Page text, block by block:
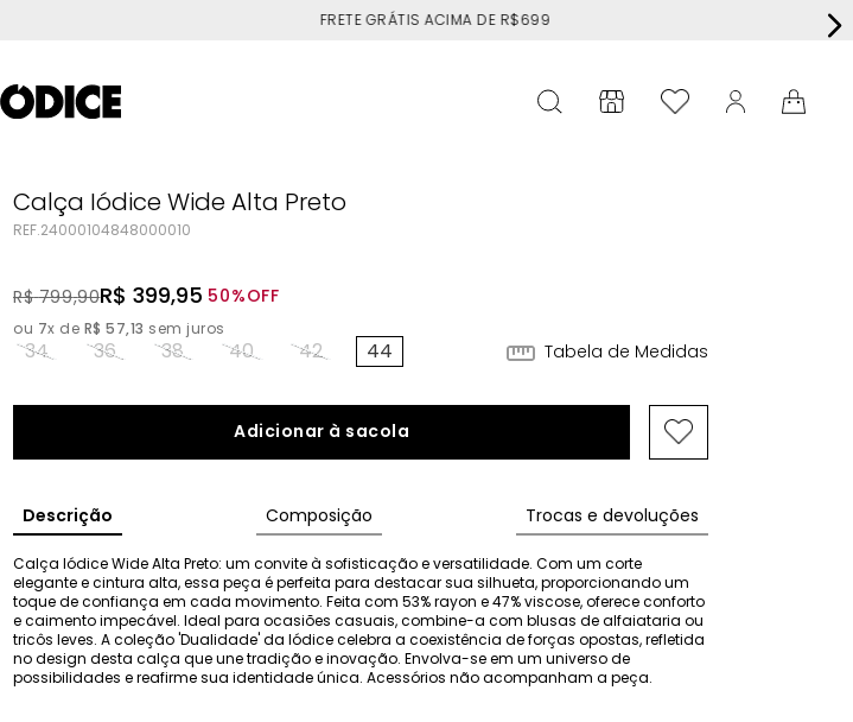
FRETE GRÁTIS ACIMA DE R$699
Calça Iódice Wide Alta Preto
REF.24000104848000010
R$ 799,90R$ 399,95 50%OFF
ou 7x de R$ 57,13 sem juros
34 36 38 40 42 44 Tabela de Medidas
Adicionar à sacola
Descrição Composição Trocas e devoluções
Calça Iódice Wide Alta Preto: um convite à sofisticação e versatilidade. Com um corte
elegante e cintura alta, essa peça é perfeita para destacar sua silhueta, proporcionando um
toque de confiança em cada movimento. Feita com 53% rayon e 47% viscose, oferece conforto
e caimento impecável. Ideal para ocasiões casuais, combine-a com blusas de alfaiataria ou
tricôs leves. A coleção 'Dualidade' da Iódice celebra a coexistência de forças opostas, refletida
no design desta calça que une tradição e inovação. Envolva-se em um universo de
possibilidades e reafirme sua identidade única. Acessórios não acompanham a peça.